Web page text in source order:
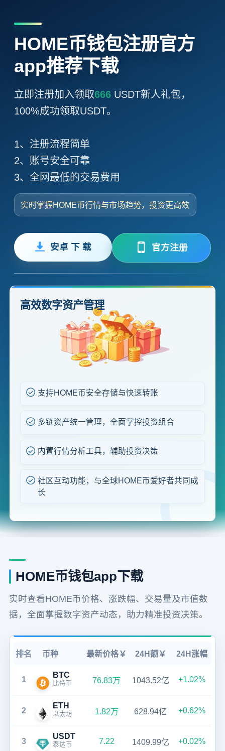
HOME币钱包注册官方
app推荐下载
立即注册加入领取666USDT新人礼包，
100%成功领取USDT。
1、注册流程简单
2、账号安全可靠
3、全网最低的交易费用
实时掌握HOME币行情与市场趋势，投资更高效
安卓 下 载 官方注册
高效数字资产管理
支持HOME币安全存储与快速转账
多链资产统一管理，全面掌控投资组合
内置行情分析工具，辅助投资决策
社区互动功能，与全球HOME币爱好者共同成
长
HOME币钱包app下载
实时查看HOME币价格、涨跌幅、交易量及市值数
据，全面掌握数字资产动态，助力精准投资决策。
排名 币种 最新价格￥ 24H额￥ 24H涨幅
1
BTC
比特币 76.83万 1043.52亿 +1.02%
2
ETH
以太坊 1.82万 628.94亿 +0.62%
3
USDT
泰达币 7.22 1409.99亿 +0.02%